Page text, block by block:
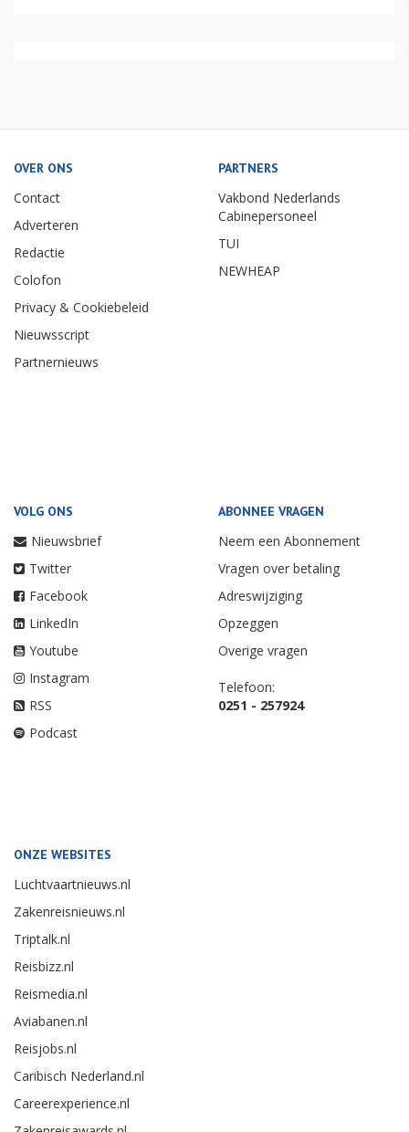
OVER ONS
Contact
Adverteren
Redactie
Colofon
Privacy & Cookiebeleid
Nieuwsscript
Partnernieuws
PARTNERS
Vakbond Nederlands
Cabinepersoneel
TUI
NEWHEAP
VOLG ONS
Nieuwsbrief
Twitter
Facebook
LinkedIn
Youtube
Instagram
RSS
Podcast
ABONNEE VRAGEN
Neem een Abonnement
Vragen over betaling
Adreswijziging
Opzeggen
Overige vragen
Telefoon:
0251 - 257924
ONZE WEBSITES
Luchtvaartnieuws.nl
Zakenreisnieuws.nl
Triptalk.nl
Reisbizz.nl
Reismedia.nl
Aviabanen.nl
Reisjobs.nl
Caribisch Nederland.nl
Careerexperience.nl